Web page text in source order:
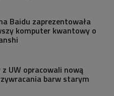
Baidu zaprezentowała
komputer kwantowy o
UW opracowali nową
barw starym